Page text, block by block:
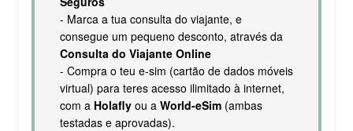
- Marca a tua consulta do viajante, e
consegue um pequeno desconto, através da
Consulta do Viajante Online
- Compra o teu e-sim (cartão de dados móveis
virtual) para teres acesso ilimitado à internet,
com a Holaflyou a World-eSim(ambas
testadas e aprovadas).